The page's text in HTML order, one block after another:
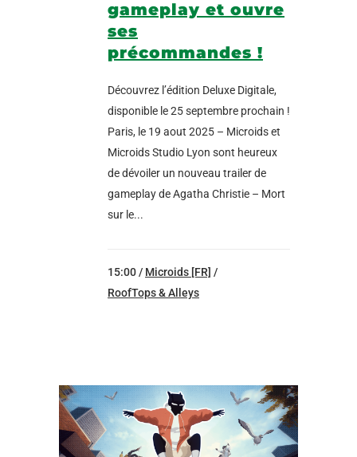
gameplay et ouvre
ses
précommandes !
Découvrez l’édition Deluxe Digitale,
disponible le 25 septembre prochain !
Paris, le 19 aout 2025 – Microids et
Microids Studio Lyon sont heureux
de dévoiler un nouveau trailer de
gameplay de Agatha Christie – Mort
sur le...
15:00 / Microids [FR] /
RoofTops & Alleys